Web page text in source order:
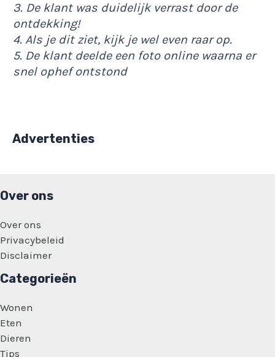
3. De klant was duidelijk verrast door de
ontdekking!
4. Als je dit ziet, kijk je wel even raar op.
5. De klant deelde een foto online waarna er
snel ophef ontstond
Advertenties
Over ons
Over ons
Privacybeleid
Disclaimer
Categorieën
Wonen
Eten
Dieren
Tips